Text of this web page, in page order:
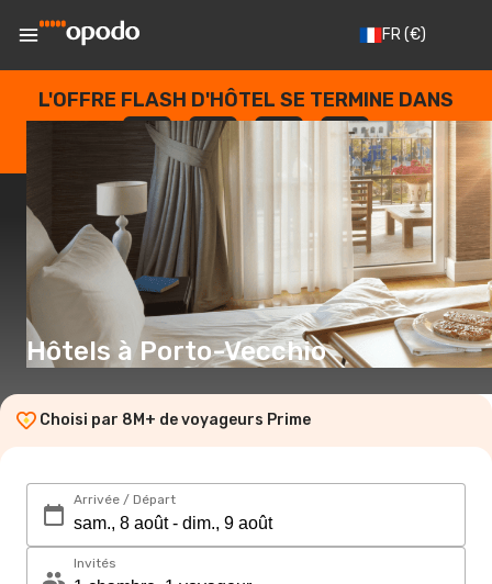
FR(€)
L'OFFRE FLASH D'HÔTEL SE TERMINE DANS
--
JOURS
: --
HEURES
: --
SECONDES
Hôtels à Porto-Vecchio
Choisi par 8M+ de voyageurs Prime
Arrivée / Départ
Invités